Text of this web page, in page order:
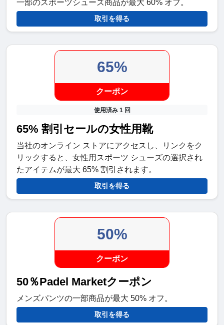
一部のスポーツシューズ商品が最大 60% オフ。
取引を得る
65%
クーポン
使用済み 1 回
65% 割引セールの女性用靴
当社のオンライン ストアにアクセスし、リンクをク
リックすると、女性用スポーツ シューズの選択され
たアイテムが最大 65% 割引されます。
取引を得る
50%
クーポン
50％Padel Marketクーポン
メンズパンツの一部商品が最大 50% オフ。
取引を得る